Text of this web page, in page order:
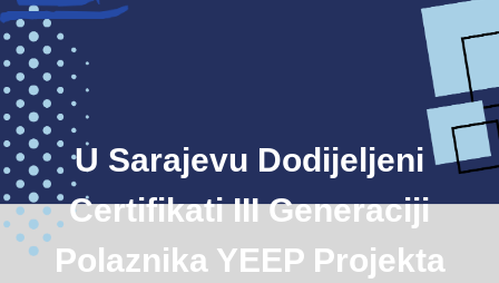
U Sarajevu Dodijeljeni
Certifikati III Generaciji
Polaznika YEEP Projekta